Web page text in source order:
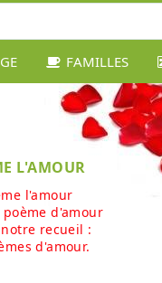
FAMILLES
L'AMOUR
l'amour
d'amour
recueil :
d'amour.